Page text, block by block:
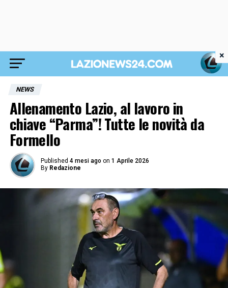
NEWS
Allenamento Lazio, al lavoro in
chiave “Parma”! Tutte le novità da
Formello
Published 4 mesi ago on 1 Aprile 2026
By Redazione
×